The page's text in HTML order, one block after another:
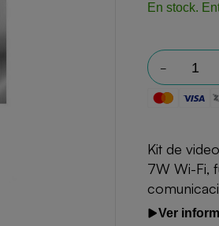
En stock.
Kit de
7W Wi-Fi,
Ver